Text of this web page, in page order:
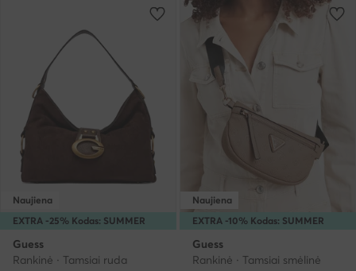
EXTRA -25% Kodas: SUMMER
Naujiena
Guess
Rankinė · Tamsiai ruda
EXTRA -10% Kodas: SUMMER
Naujiena
Guess
Rankinė · Tamsiai smėlinė